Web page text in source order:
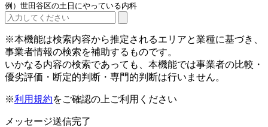
例）世田谷区の土日にやっている内科
※本機能は検索内容から推定されるエリアと業種に基づき、
事業者情報の検索を補助するものです。
いかなる内容の検索であっても、本機能では事業者の比較・
優劣評価・断定的判断・専門的判断は行いません。
※利用規約をご確認の上ご利用ください
メッセージ送信完了